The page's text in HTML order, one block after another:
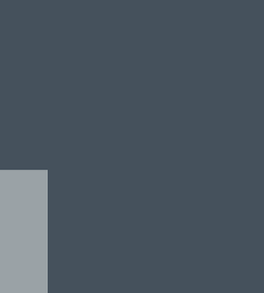
natürlichen Person zu
personenbezogener
Informationen nicht mehr
Person zugeordnet werden
Informationen getrennt
und organisatorischen
dass die
einer identifizierten oder
zugewiesen werden.